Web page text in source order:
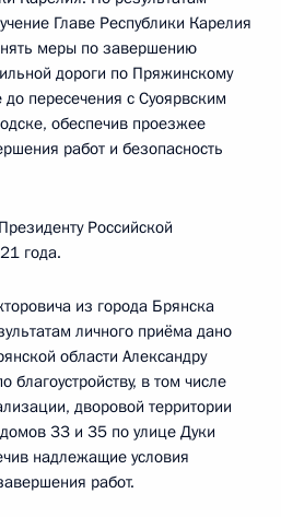
Главе Республики Карелия
меры по завершению
дороги по Пряжинскому
пересечения с Суоярвским
обеспечив проезжее
работ и безопасность
Российской
года.
из города Брянска
личного приёма дано
области Александру
в том числе
дворовой территории
33 и 35 по улице Дуки
надлежащие условия
работ.